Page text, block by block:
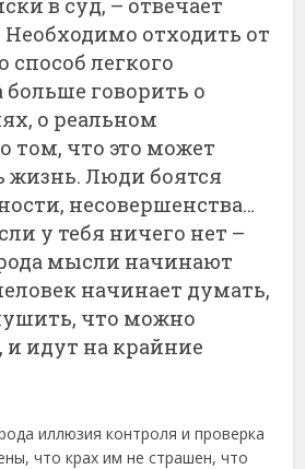
Необходимо отходить от
способ легкого
больше говорить о
о реальном
том, что это может
жизнь. Люди боятся
несовершенства…
у тебя ничего нет –
мысли начинают
начинает думать,
что можно
идут на крайние
иллюзия контроля и проверка
что крах им не страшен, что